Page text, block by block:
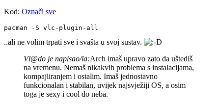
Kod: Označi sve
pacman -S vlc-plugin-all
..ali ne volim trpati sve i svašta u svoj sustav.
Vl@do je napisao/la:Arch imaš upravo zato da uštediš
na vremenu. Nemaš nikakvih problema s instalacijama,
kompajliranjem i ostalim. Imaš jednostavno
funkcionalan i stabilan, uvijek najsvježiji OS, a osim
toga je sexy i cool do neba.